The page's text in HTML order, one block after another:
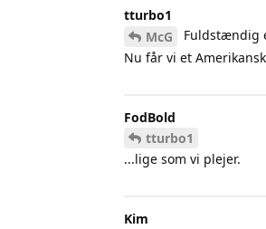
tturbo1
McG
Fuldstændig
Nu får vi et
FodBold
tturbo1
...lige som vi plejer.
Kim